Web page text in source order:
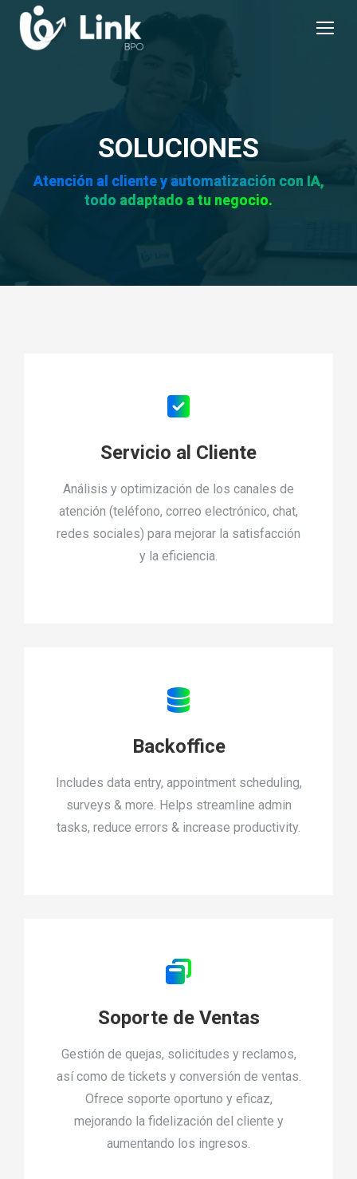
SOLUCIONES
Atención al cliente y automatización con IA,
todo adaptado a tu negocio.
Servicio al Cliente
Análisis y optimización de los canales de
atención (teléfono, correo electrónico, chat,
redes sociales) para mejorar la satisfacción
y la eficiencia.
Backoffice
Includes data entry, appointment scheduling,
surveys & more. Helps streamline admin
tasks, reduce errors & increase productivity.
Soporte de Ventas
Gestión de quejas, solicitudes y reclamos,
así como de tickets y conversión de ventas.
Ofrece soporte oportuno y eficaz,
mejorando la fidelización del cliente y
aumentando los ingresos.